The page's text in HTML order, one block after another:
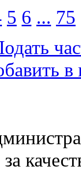
5 6 ... 75
в
за